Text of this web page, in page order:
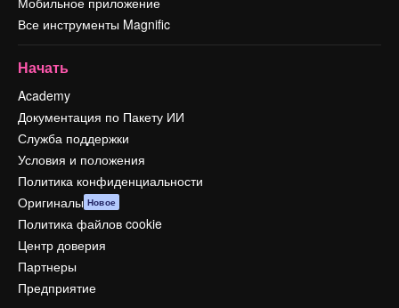
Все инструменты Magnific
Начать
Academy
Документация по Пакету ИИ
Служба поддержки
Условия и положения
Политика конфиденциальности
Оригиналы Новое
Политика файлов cookie
Центр доверия
Партнеры
Предприятие